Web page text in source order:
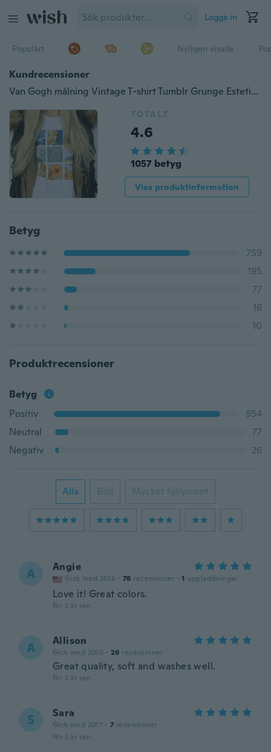
Logga in
Populärt Nyligen visade
Kundrecensioner
Van Gogh målning Vintage T-shirt Tumblr Grunge Estetisk tryckt tee korta ärmar vita toppar
TOTALT
4.6
1057 betyg
Visa produktinformation
Betyg
759
195
77
16
10
Produktrecensioner
Betyg
Positiv
954
Neutral
77
Negativ
26
Alla Bild Mycket hjälpsamt
A Angie
Gick med 2016 · 78 recensioner · 1 uppladdningar
Love it! Great colors.
för 3 år sen
A Allison
Gick med 2016 · 26 recensioner
Great quality, soft and washes well.
för 3 år sen
S Sara
Gick med 2017 · 7 recensioner
för 3 år sen